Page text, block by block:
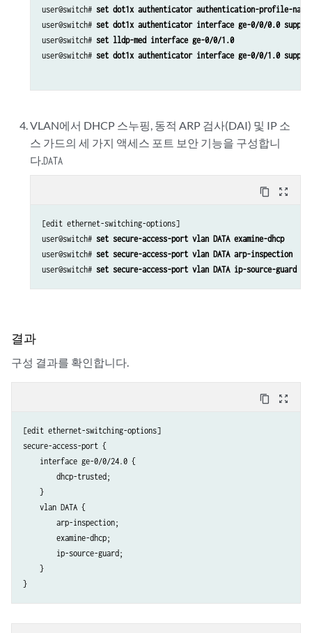
user@switch# set dot1x authenticator authentication-profile-
user@switch# set dot1x authenticator interface ge-0/0/0.0
user@switch# set lldp-med interface ge-0/0/1.0
user@switch# set dot1x authenticator interface ge-0/0/1.0
VLAN에서 DHCP 스누핑, 동적 ARP 검사(DAI) 및 IP 소
스 가드의 세 가지 액세스 포트 보안 기능을 구성합니
다.DATA
content_copy zoom_out_map
[edit ethernet-switching-options]
user@switch# set secure-access-port vlan
user@switch# set secure-access-port vlan
user@switch# set secure-access-port vlan
결과
구성 결과를 확인합니다.
content_copy zoom_out_map
[edit ethernet-switching-options]
secure-access-port {
    interface ge-0/0/24.0 {
        dhcp-trusted;
    }
    vlan DATA {
        arp-inspection;
        examine-dhcp;
        ip-source-guard;
    }